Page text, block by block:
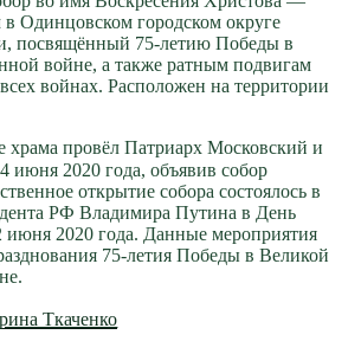
Одинцовском городском округе
посвящённый 75-летию Победы в
войне, а также ратным подвигам
войнах. Расположен на территории
храма провёл Патриарх Московский и
июня 2020 года, объявив собор
открытие собора состоялось в
РФ Владимира Путина в День
июня 2020 года. Данные мероприятия
75-летия Победы в Великой
Ткаченко